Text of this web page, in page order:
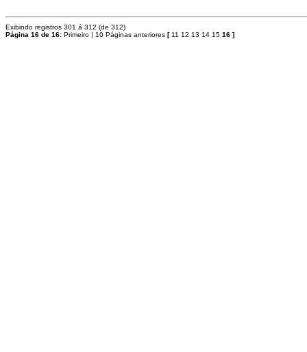
Exibindo registros 301 á 312 (de 312)
Página 16 de 16: Primeiro | 10 Páginas anteriores [ 11 12 13 14 15 16 ]